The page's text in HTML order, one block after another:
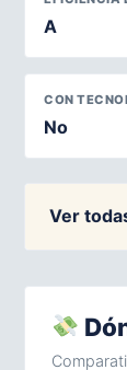
A
CON
No
Ver